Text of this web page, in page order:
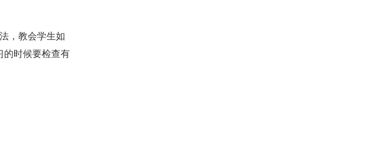
，教会学生如
的时候要检查有